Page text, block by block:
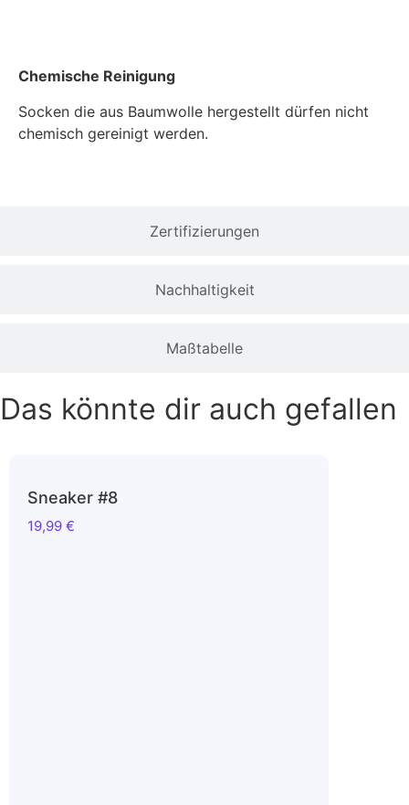
Zertifizierungen
Nachhaltigkeit
Maßtabelle
Chemische Reinigung
Socken die aus Baumwolle hergestellt dürfen nicht
chemisch gereinigt werden.
Das könnte dir auch gefallen
Sneaker #8
19,99 €